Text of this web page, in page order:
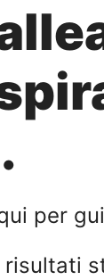
.
per